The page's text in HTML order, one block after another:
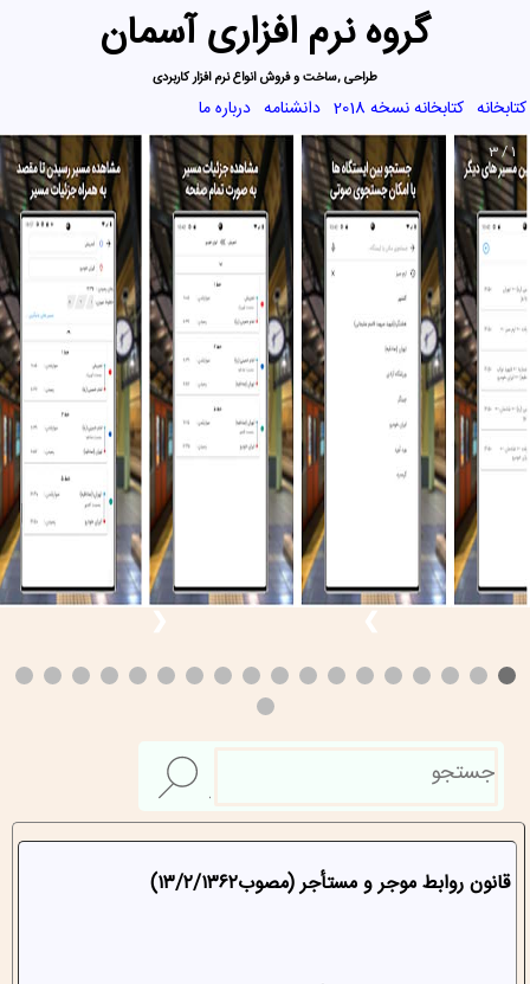
گروه نرم افزاری آسمان
طراحی ,ساخت و فروش انواع نرم افزار کاربردی
کتابخانه کتابخانه نسخه 2018 دانشنامه درباره ما
1 / 3
❮ ❯
قانون روابط موجر و مستأجر (مصوب۱۳/۲/۱۳۶۲)